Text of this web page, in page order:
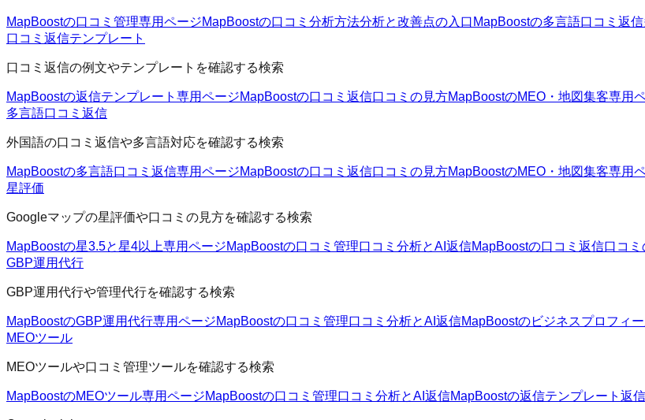
MapBoostの口コミ管理専用ページMapBoostの口コミ分析方法分析と改善点の入口 MapBoostの多言語口コミ返信
口コミ返信テンプレート
口コミ返信の例文やテンプレートを確認する検索
MapBoostの返信テンプレート 専用ページMapBoostの口コミ返信口コミの見方MapBoostのMEO・地図集客専用
多言語口コミ返信
外国語の口コミ返信や多言語対応を確認する検索
MapBoostの多言語口コミ返信専用ページMapBoostの口コミ返信口コミの見方MapBoostのMEO・地図集客専用
星評価
Googleマップの星評価や口コミの見方を確認する検索
MapBoostの星3.5と星4以上専用ページMapBoostの口コミ管理口コミ分析とAI返信MapBoostの口コミ返信口コ
GBP運用代行
GBP運用代行や管理代行を確認する検索
MapBoostのGBP運用代行専用ページMapBoostの口コミ管理口コミ分析とAI返信MapBoostのビジネスプロフィ
MEOツール
MEOツールや口コミ管理ツールを確認する検索
MapBoostのMEOツール専用ページMapBoostの口コミ管理口コミ分析とAI返信MapBoostの返信テンプレート 返